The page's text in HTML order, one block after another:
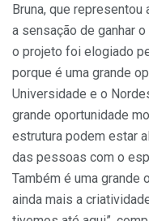
Bruna, que representou
a sensação de ganhar
o projeto foi elogiado
porque é uma grande
Universidade e o
grande oportunidade
estrutura podem estar
das pessoas com o
Também é uma grande
ainda mais a